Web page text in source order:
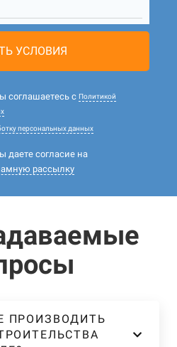
УСЛОВИЯ
соглашаетесь с Политикой
персональных данных
даете согласие на
рассылку
ПРОИЗВОДИТЬ